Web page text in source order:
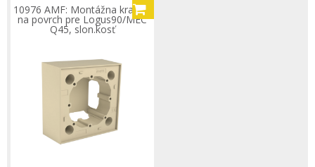
10976 AMF: Montážna krabica
na povrch pre Logus90/MEC
Q45, slon.kosť